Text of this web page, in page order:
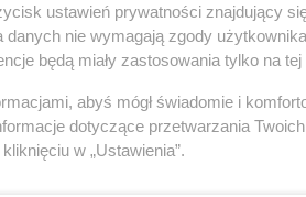
Obserwuj notkę
Społeczeństwo
ustawień prywatności znajdujący
danych nie wymagają zgody
będą miały zastosowania tylko na tej
abyś mógł świadomie i
dotyczące przetwarzania
w „Ustawienia”.